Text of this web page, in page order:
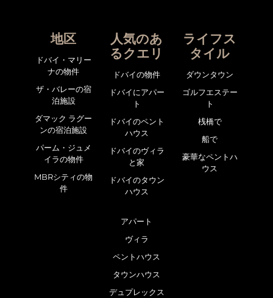
地区
ドバイ・マリー
ナの物件
ザ・バレーの宿
泊施設
ダマック ラグー
ンの宿泊施設
パーム・ジュメ
イラの物件
MBRシティの物
件
人気のあ
るクエリ
ドバイの物件
ドバイにアパー
ト
ドバイのペント
ハウス
ドバイのヴィラ
と家
ドバイのタウン
ハウス
ライフス
タイル
ダウンタウン
ゴルフエステー
ト
桟橋で
船で
豪華なペントハ
ウス
アパート
ヴィラ
ペントハウス
タウンハウス
デュプレックス